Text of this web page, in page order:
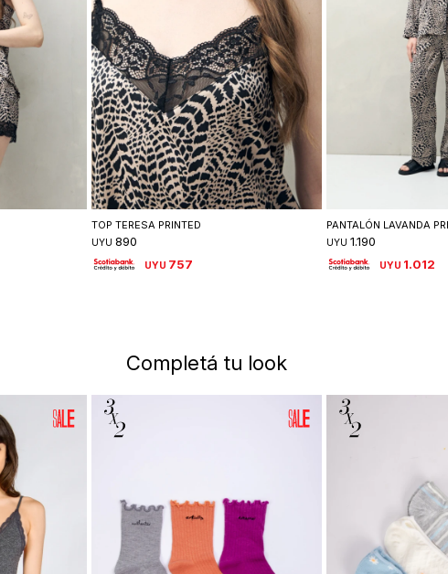
Seleccionar talle
TOP TERESA PRINTED
UYU 890
UYU 757
PANTALÓN LAVANDA
UYU 1.190
UYU 1.012
Completá tu look